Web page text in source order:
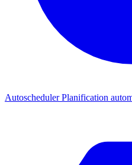
AutoschedulerPlanification